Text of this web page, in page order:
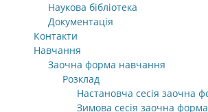
Наукова бібліотека
Документація
Контакти
Навчання
Заочна форма навчання
Розклад
Настановча сесія заочна
Зимова сесія заочна форма